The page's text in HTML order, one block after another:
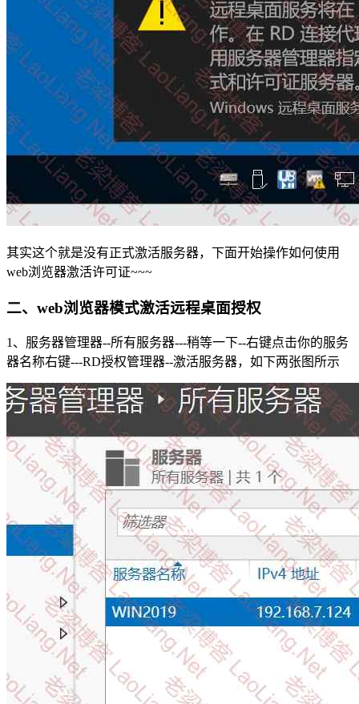
其实这个就是没有正式激活服务器，下面开始操作如何使用
web浏览器激活许可证~~~
二、web浏览器模式激活远程桌面授权
1、服务器管理器--所有服务器---稍等一下--右键点击你的服务
器名称右键---RD授权管理器--激活服务器，如下两张图所示